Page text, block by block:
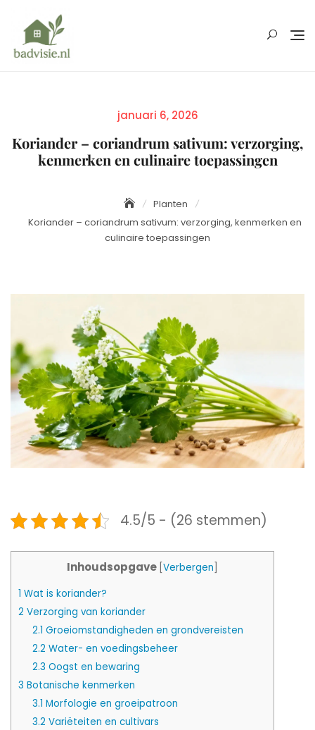
content
Posted
januari 6, 2026
Koriander – coriandrum sativum: verzorging,
kenmerken en culinaire toepassingen
Planten
Koriander – coriandrum sativum: verzorging, kenmerken en
culinaire toepassingen
4.5/5 - (26 stemmen)
Inhoudsopgave Verbergen
1 Wat is koriander?
2 Verzorging van koriander
2.1 Groeiomstandigheden en grondvereisten
2.2 Water- en voedingsbeheer
2.3 Oogst en bewaring
3 Botanische kenmerken
3.1 Morfologie en groeipatroon
3.2 Variëteiten en cultivars